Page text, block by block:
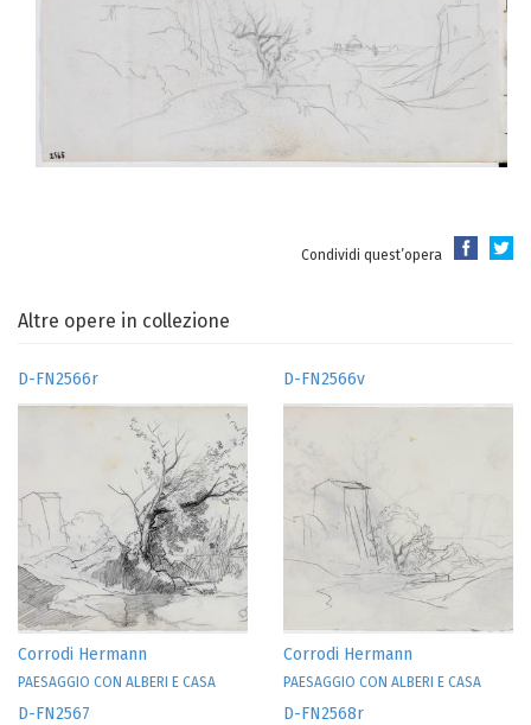
Condividi quest’opera
Altre opere in collezione
D-FN2566r
Corrodi Hermann
PAESAGGIO CON ALBERI E CASA
D-FN2566v
Corrodi Hermann
PAESAGGIO CON ALBERI E CASA
D-FN2567 D-FN2568r